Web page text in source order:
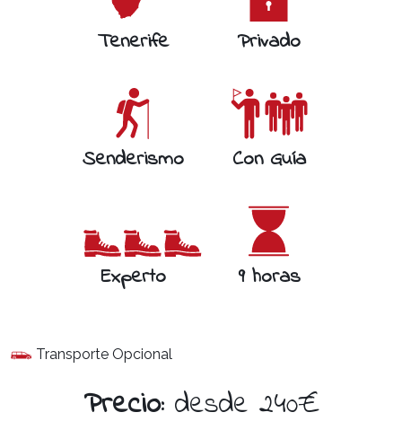
Tenerife Privado
Senderismo Con Guía
Experto 9 horas
Transporte Opcional
Precio:desde 240€